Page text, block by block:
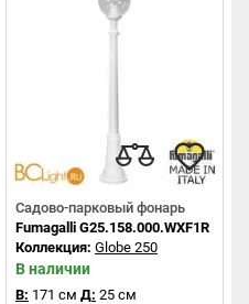
Садово-парковый фонарь
Fumagalli G25.158.000.WXF1R
Коллекция: Globe 250
В наличии
В: 171 см Д: 25 см